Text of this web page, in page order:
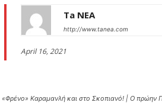
Ta NEA
http://www.tanea.com
April 16, 2021
«Φρένο» Καραμανλή και στο Σκοπιανό! | Ο πρώην